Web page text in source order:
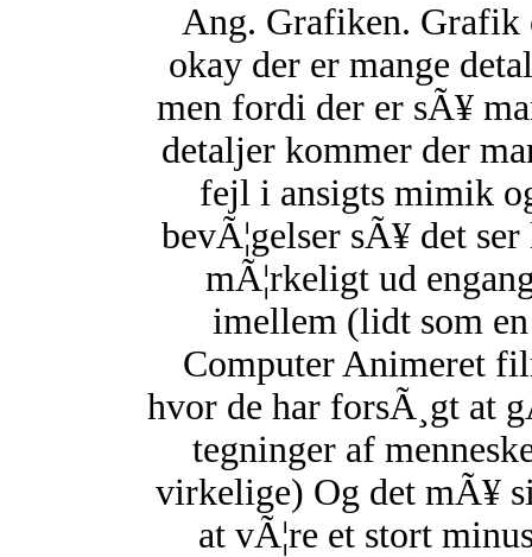
Ang. Grafiken. Grafik
okay der er mange
men fordi der er sÃ¥
detaljer kommer der
fejl i ansigts mimik
bevÃ¦gelser sÃ¥ det
mÃ¦rkeligt ud
imellem (lidt som en
Computer Animeret
hvor de har forsÃ¸gt at
tegninger af
virkelige) Og det mÃ¥
at vÃ¦re et stort